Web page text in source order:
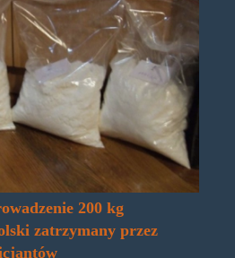
200 kg
zatrzymany przez